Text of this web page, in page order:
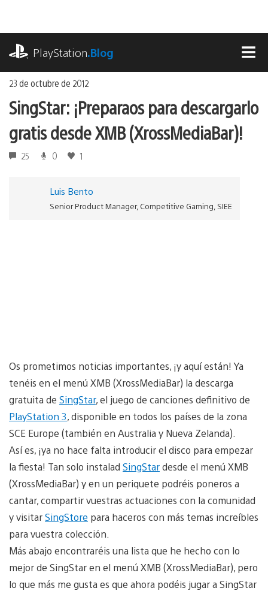
contenido
PlayStation.Blog
23 de octubre de 2012
SingStar: ¡Preparaos para descargarlo
gratis desde XMB (XrossMediaBar)!
25 0 1
Luis Bento
Senior Product Manager, Competitive Gaming, SIEE
Os prometimos noticias importantes, ¡y aquí están! Ya
tenéis en el menú XMB (XrossMediaBar) la descarga
gratuita de SingStar, el juego de canciones definitivo de
PlayStation 3, disponible en todos los países de la zona
SCE Europe (también en Australia y Nueva Zelanda).
Así es, ¡ya no hace falta introducir el disco para empezar
la fiesta! Tan solo instalad SingStardesde el menú XMB
(XrossMediaBar) y en un periquete podréis poneros a
cantar, compartir vuestras actuaciones con la comunidad
y visitarSingStore para haceros con más temas increíbles
para vuestra colección.
Más abajo encontraréis una lista que he hecho con lo
mejor de SingStar en el menú XMB (XrossMediaBar), pero
lo que más me gusta es que ahora podéis jugar a SingStar